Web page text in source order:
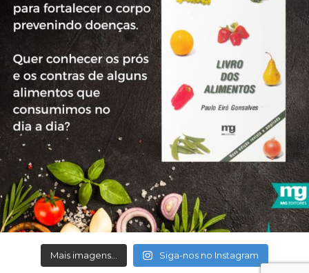
Mais imagens... Siga-nos no Instagram